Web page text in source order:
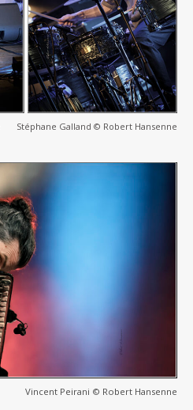
Stéphane Galland © Robert Hansenne
Vincent Peirani © Robert Hansenne